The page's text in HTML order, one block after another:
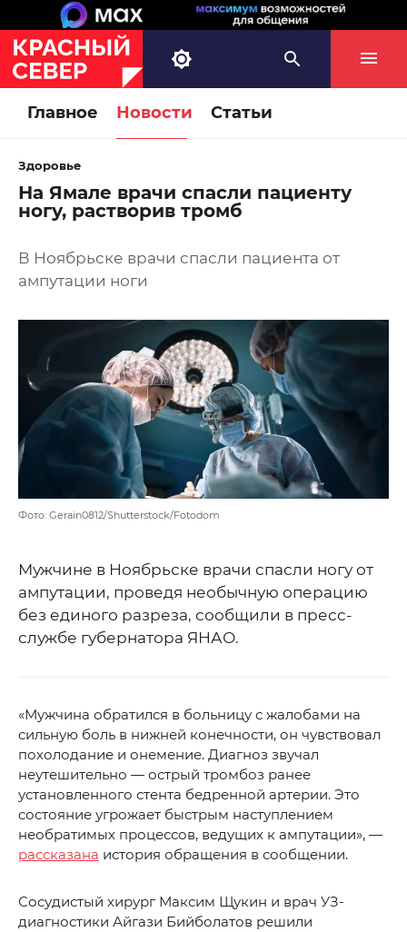
Главное Новости Статьи
Здоровье
На Ямале врачи спасли пациенту
ногу, растворив тромб
В Ноябрьске врачи спасли пациента от
ампутации ноги
Фото: Gerain0812/Shutterstock/Fotodom
Мужчине в Ноябрьске врачи спасли ногу от
ампутации, проведя необычную операцию
без единого разреза, сообщили в пресс-
службе губернатора ЯНАО.
«Мужчина обратился в больницу с жалобами на
сильную боль в нижней конечности, он чувствовал
похолодание и онемение. Диагноз звучал
неутешительно — острый тромбоз ранее
установленного стента бедренной артерии. Это
состояние угрожает быстрым наступлением
необратимых процессов, ведущих к ампутации», —
рассказана история обращения в сообщении.
Сосудистый хирург Максим Щукин и врач УЗ-
диагностики Айгази Бийболатов решили